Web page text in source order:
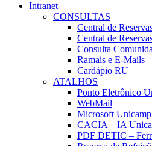
Intranet
CONSULTAS
Central de
Central de
Consulta
Ramais e E-Mails
Cardápio RU
ATALHOS
Ponto Eletrônico
WebMail
Microsoft Unicamp
CACIA – IA
PDF DETIC –